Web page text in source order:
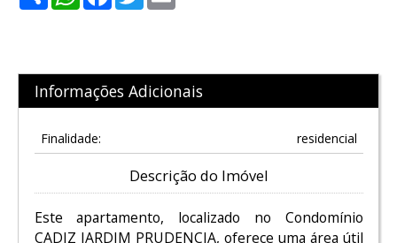
Informações Adicionais
Finalidade: residencial
Descrição do Imóvel
Este apartamento, localizado no Condomínio
CADIZ JARDIM PRUDENCIA, oferece uma área útil